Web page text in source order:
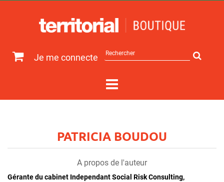
Je me connecte
sur
PATRICIA BOUDOU
A propos de l'auteur
Gérante du cabinet Independant Social Risk Consulting,